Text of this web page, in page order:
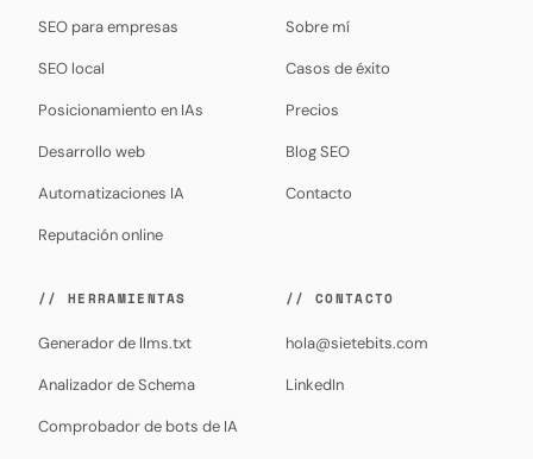
SEO para empresas
SEO local
Posicionamiento en IAs
Desarrollo web
Automatizaciones IA
Reputación online
Sobre mí
Casos de éxito
Precios
Blog SEO
Contacto
// HERRAMIENTAS
Generador de llms.txt
Analizador de Schema
Comprobador de bots de IA
// CONTACTO
hola@sietebits.com
LinkedIn